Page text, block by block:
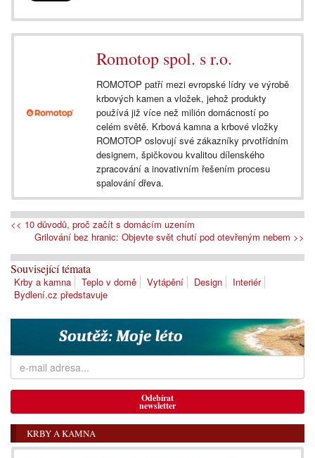
Romotop spol. s r.o.
ROMOTOP patří mezi evropské lídry ve výrobě
krbových kamen a vložek, jehož produkty
používá již více než milión domácností po
celém světě. Krbová kamna a krbové vložky
ROMOTOP oslovují své zákazníky prvotřídním
designem, špičkovou kvalitou dílenského
zpracování a inovativním řešením procesu
spalování dřeva.
<< 10 důvodů, proč začít s domácím uzením
Grilování bez hranic: Objevte svět chutí pod otevřeným nebem >>
Související témata
Krby a kamna Teplo v domě Vytápění Design
Interiér
Bydlení.cz představuje
Odebírat
newsletter
KRBY A KAMNA